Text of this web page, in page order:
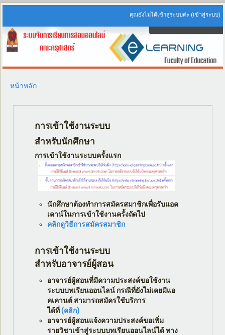
คุณยังไม่ได้เข้าสู่ระบบค่ะ (เข้าสู่ระบบ)
หน้าหลัก
การเข้าใช้งานระบบ
สำหรับนักศึกษา
การเข้าใช้งานระบบครั้งแรก
นักศึกษาต้องทำการสมัครสมาชิกเพื่อรับแอค
เคาน์ในการเข้าใช้งานครั้งถัดไป
คลิกดูวิธีการสมัครสมาชิก
การเข้าใช้งานระบบ
สำหรับอาจารย์ผู้สอน
อาจารย์ผู้สอนที่มีความประสงค์ขอใช้งาน
ระบบบทเรียนออนไลน์ กรณีที่ยังไม่เคยมีแอ
คเคานต์ สามารถสมัครใช้บริการ
ได้ที่(คลิก)
อาจารย์ผู้สอนแจ้งความประสงค์ขอเพิ่ม
รายวิชาเข้าสู่ระบบบทเรียนออนไลน์ได้ ทาง